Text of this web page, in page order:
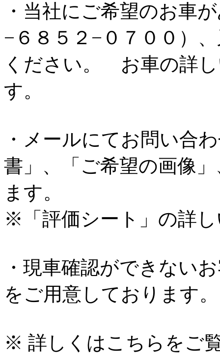
・当社にご希望のお車
−６８５２−０７００）
ください。 お車の詳
す。
・メールにてお問い合
書」、「ご希望の画像
ます。
※「評価シート」の詳
・現車確認ができない
をご用意しております。
※ 詳しくはこちらをご